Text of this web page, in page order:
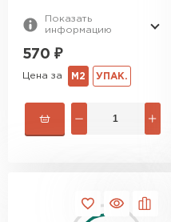
Показать
информацию
570 ₽
Цена за М2 УПАК.